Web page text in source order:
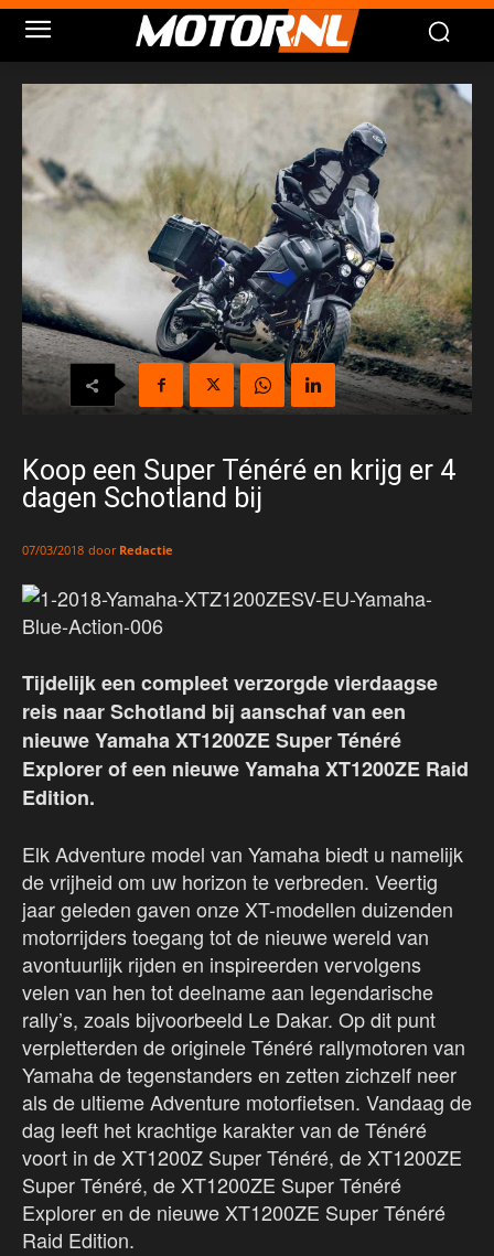
Koop een Super Ténéré en krijg er 4
dagen Schotland bij
07/03/2018 door Redactie
Tijdelijk een compleet verzorgde vierdaagse
reis naar Schotland bij aanschaf van een
nieuwe Yamaha XT1200ZE Super Ténéré
Explorer of een nieuwe Yamaha XT1200ZE Raid
Edition.
Elk Adventure model van Yamaha biedt u namelijk
de vrijheid om uw horizon te verbreden. Veertig
jaar geleden gaven onze XT-modellen duizenden
motorrijders toegang tot de nieuwe wereld van
avontuurlijk rijden en inspireerden vervolgens
velen van hen tot deelname aan legendarische
rally’s, zoals bijvoorbeeld Le Dakar. Op dit punt
verpletterden de originele Ténéré rallymotoren van
Yamaha de tegenstanders en zetten zichzelf neer
als de ultieme Adventure motorfietsen. Vandaag de
dag leeft het krachtige karakter van de Ténéré
voort in de XT1200Z Super Ténéré, de XT1200ZE
Super Ténéré, de XT1200ZE Super Ténéré
Explorer en de nieuwe XT1200ZE Super Ténéré
Raid Edition.